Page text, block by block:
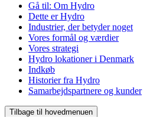
Gå til: Om Hydro
Dette er Hydro
Industrier, der betyder noget
Vores formål og værdier
Vores strategi
Hydro lokationer i Denmark
Indkøb
Historier fra Hydro
Samarbejdspartnere og kunder
Tilbage til hovedmenuen